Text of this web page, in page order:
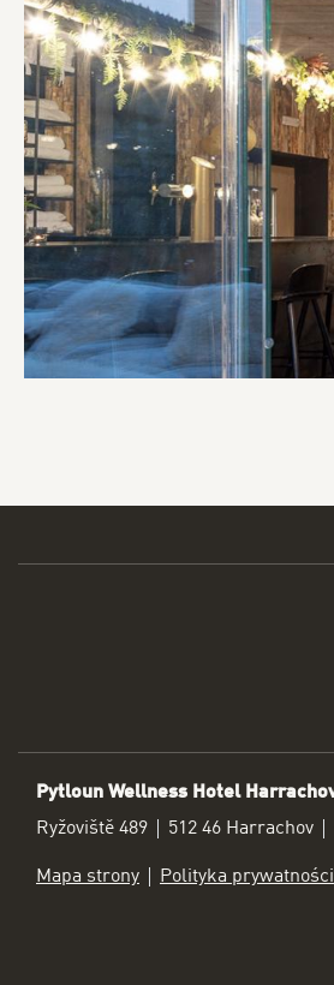
CZYTAJ
ADRES
Pytloun Wellness Hotel
Ryžoviště 489
512 46 Harrachov
Mapa strony Polityka prywatności